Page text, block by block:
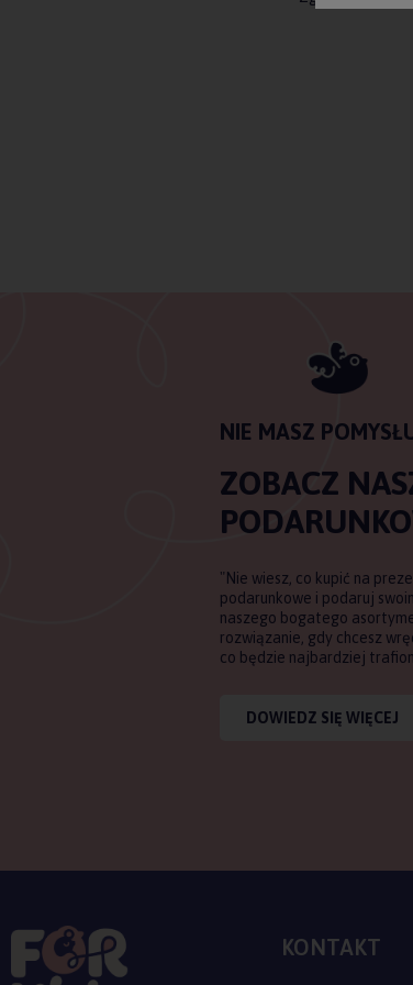
NIE MASZ
ZOBACZ
"Nie wiesz, co kupić na
podarunkowe i podaruj
naszego bogatego
rozwiązanie, gdy chcesz
co będzie najbardziej
DOWIEDZ SIĘ WIĘCEJ
KONTAKT